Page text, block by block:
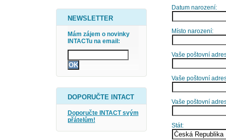
NEWSLETTER
Mám zájem o novinky
INTACTu na email:
DOPORUČTE INTACT
Doporučte INTACT svým
přátelům!
Datum narození:
Místo narození:
Vaše poštovní
Vaše poštovní
Vaše poštovní
Stát: